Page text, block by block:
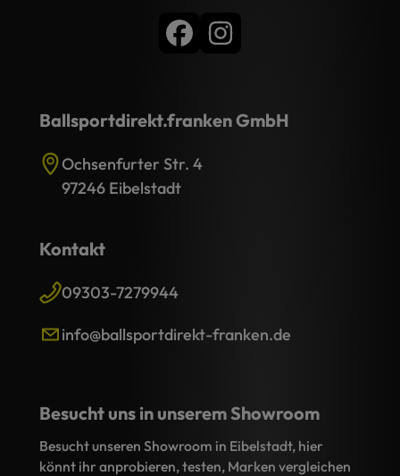
Ballsportdirekt.franken GmbH
Ochsenfurter Str. 4
97246 Eibelstadt
Kontakt
09303-7279944
info@ballsportdirekt-franken.de
Besucht uns in unserem Showroom
Besucht unseren Showroom in Eibelstadt, hier
könnt ihr anprobieren, testen, Marken vergleichen